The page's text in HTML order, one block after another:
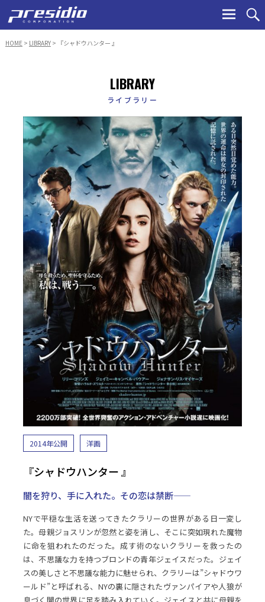
to
HOME> LIBRARY> 『シャドウハンター 』
LIBRARY
ライブラリー
2014年公開 洋画
『シャドウハンター 』
闇を狩り、手に入れた。その恋は禁断――
NYで平穏な生活を送ってきたクラリーの世界がある日一変し
た。母親ジョスリンが忽然と姿を消し、そこに突如現れた魔物
に命を狙われたのだった。成す術のないクラリーを救ったの
は、不思議な力を持つブロンドの青年ジェイスだった。ジェイ
スの美しさと不思議な能力に魅せられ、クラリーは”シャドウワ
ールド”と呼ばれる、NYの裏に隠されたヴァンパイアや人狼が